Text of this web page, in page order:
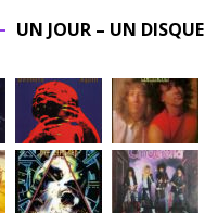
UN JOUR – UN DISQUE